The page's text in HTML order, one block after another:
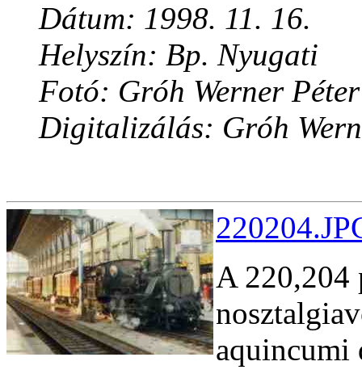
Dátum: 1998. 11. 16.
Helyszín: Bp. Nyugati
Fotó: Gróh Werner Péter
Digitalizálás: Gróh
A 220,204
aquincumi